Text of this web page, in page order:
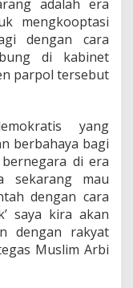
adalah era
mengkooptasi
dengan cara
di kabinet
parpol tersebut
yang
berbahaya bagi
di era
sekarang mau
dengan cara
saya kira akan
dengan rakyat
Muslim Arbi